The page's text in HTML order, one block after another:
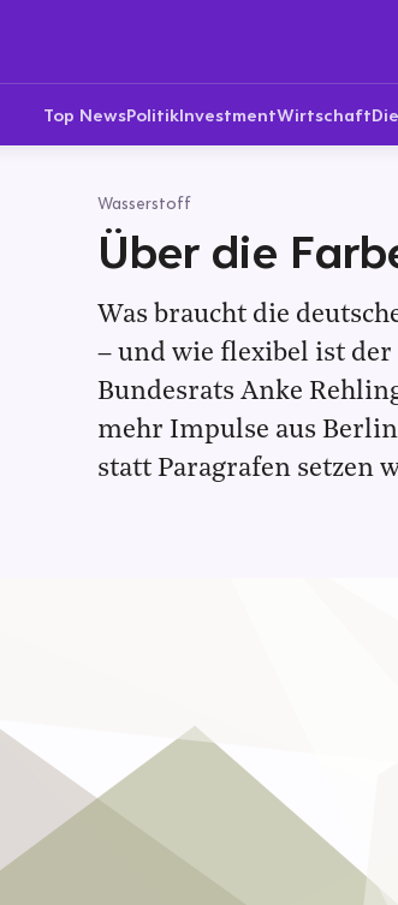
Top NewsPolitikInvestmentWirtschaft
Wasserstoff
Über die
Was braucht die
– und wie flexibel ist
Bundesrats Anke
mehr Impulse aus
statt Paragrafen setzen